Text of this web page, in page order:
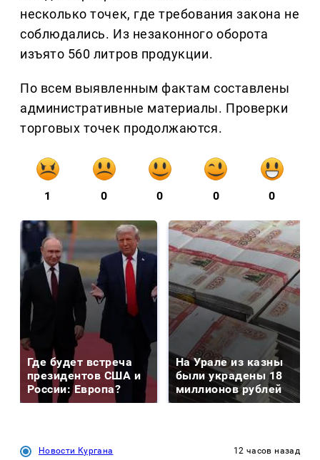
несколько точек, где требования закона не
соблюдались. Из незаконного оборота
изъято 560 литров продукции.
По всем выявленным фактам составлены
административные материалы. Проверки
торговых точек продолжаются.
1 0 0 0 0
Где будет встреча
президентов США и
России: Европа?
На Урале из казны
были украдены 18
миллионов рублей
Новости Кургана 12 часов назад